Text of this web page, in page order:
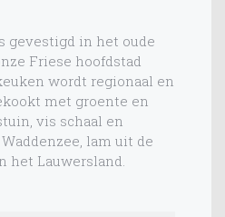
gevestigd in het oude
Friese hoofdstad
wordt regionaal en
met groente en
vis schaal en
lam uit de
het Lauwersland.